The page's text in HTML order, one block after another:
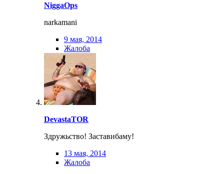
NiggaOps
narkamani
9 мая, 2014
Жалоба
DevastaTOR
Здружьство! Заставибаму!
13 мая, 2014
Жалоба